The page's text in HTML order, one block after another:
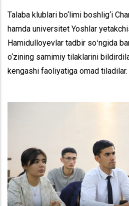
Talaba klublari bo‘limi boshlig‘i
hamda universitet Yoshlar
Hamidulloyevlar tadbir soʻngida
o‘zining samimiy tilaklarini
kengashi faoliyatiga omad tiladilar.